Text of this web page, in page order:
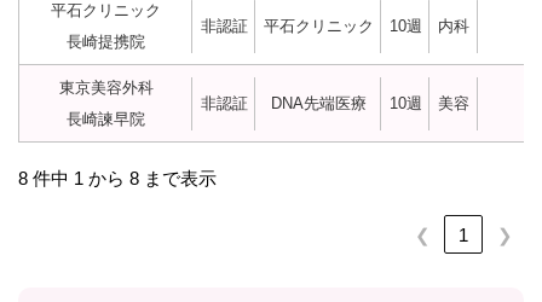
平石クリニック
長崎提携院
非認証 平石クリニック 10週 内科
東京美容外科
長崎諫早院
非認証 DNA先端医療 10週 美容
8 件中 1 から 8 まで表示
❮ 1 ❯